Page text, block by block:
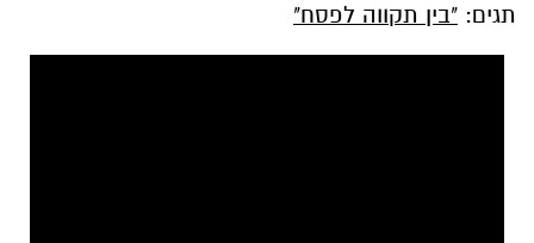
תגים: "בין תקווה לפסח"